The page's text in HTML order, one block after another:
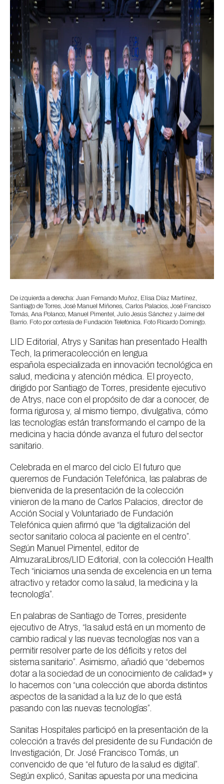
De izquierda a derecha: Juan Fernando Muñoz, Elisa Díaz Martínez,
Santiago de Torres, José Manuel Miñones, Carlos Palacios, José Francisco
Tomás, Ana Polanco, Manuel Pimentel, Julio Jesús Sánchez y Jaime del
Barrio. Foto por cortesía de Fundación Telefónica. Foto Ricardo Domingo.
LID Editorial, Atrys y Sanitas han presentado Health
Tech, la primeracolección en lengua
española especializada en innovación tecnológica en
salud, medicina y atención médica. El proyecto,
dirigido por Santiago de Torres, presidente ejecutivo
de Atrys, nace con el propósito de dar a conocer, de
forma rigurosa y, al mismo tiempo, divulgativa, cómo
las tecnologías están transformando el campo de la
medicina y hacia dónde avanza el futuro del sector
sanitario.
Celebrada en el marco del ciclo El futuro que
queremos de Fundación Telefónica, las palabras de
bienvenida de la presentación de la colección
vinieron de la mano de Carlos Palacios, director de
Acción Social y Voluntariado de Fundación
Telefónica quien afirmó que “la digitalización del
sector sanitario coloca al paciente en el centro”.
Según Manuel Pimentel, editor de
AlmuzaraLibros/LID Editorial, con la colección Health
Tech “iniciamos una senda de excelencia en un tema
atractivo y retador como la salud, la medicina y la
tecnología”.
En palabras de Santiago de Torres, presidente
ejecutivo de Atrys, “la salud está en un momento de
cambio radical y las nuevas tecnologías nos van a
permitir resolver parte de los déficits y retos del
sistema sanitario”. Asimismo, añadió que “debemos
dotar a la sociedad de un conocimiento de calidad» y
lo hacemos con “una colección que aborda distintos
aspectos de la sanidad a la luz de lo que está
pasando con las nuevas tecnologías”.
Sanitas Hospitales participó en la presentación de la
colección a través del presidente de su Fundación de
Investigación, Dr. José Francisco Tomás, un
convencido de que “el futuro de la salud es digital”.
Según explicó, Sanitas apuesta por una medicina